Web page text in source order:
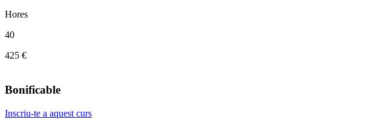
Hores
40
425 €
Bonificable
Inscriu-te a aquest curs